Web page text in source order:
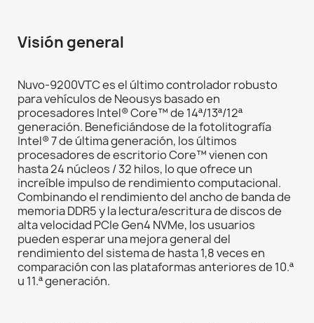
Visión general
Nuvo-9200VTC es el último controlador robusto
para vehículos de Neousys basado en
procesadores Intel® Core™ de 14ª/13ª/12ª
generación. Beneficiándose de la fotolitografía
Intel® 7 de última generación, los últimos
procesadores de escritorio Core™ vienen con
hasta 24 núcleos / 32 hilos, lo que ofrece un
increíble impulso de rendimiento computacional.
Combinando el rendimiento del ancho de banda de
memoria DDR5 y la lectura/escritura de discos de
alta velocidad PCIe Gen4 NVMe, los usuarios
pueden esperar una mejora general del
rendimiento del sistema de hasta 1,8 veces en
comparación con las plataformas anteriores de 10.ª
u 11.ª generación.